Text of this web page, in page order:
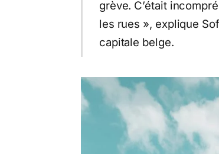
grève. C’était
les rues », explique
capitale belge.